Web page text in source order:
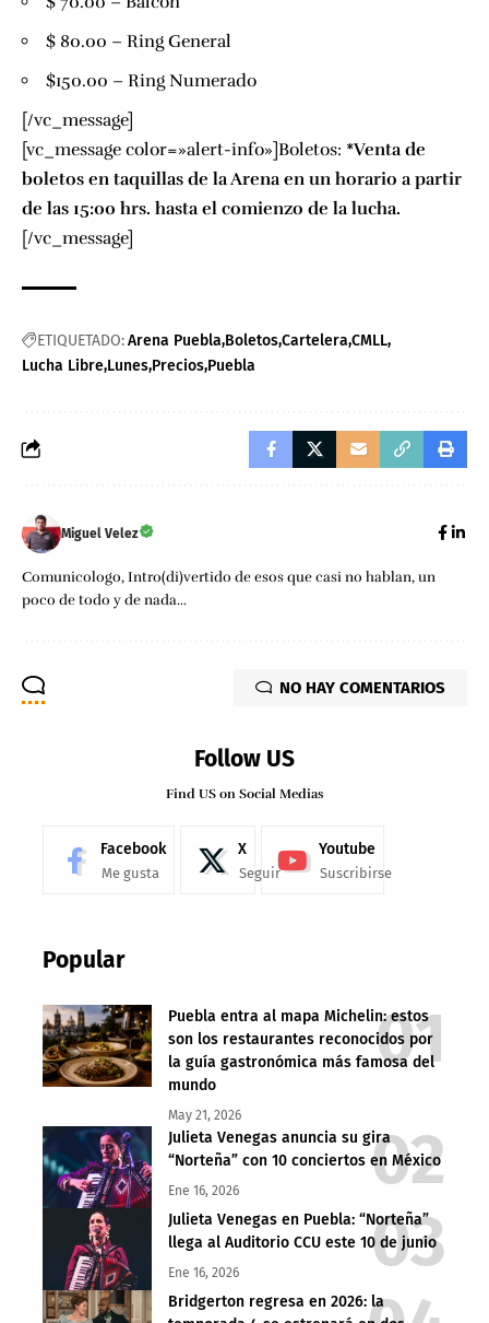
$ 80.00 – Ring General
$150.00 – Ring Numerado
[/vc_message]
[vc_message color=»alert-info»]Boletos: *Venta de
boletos en taquillas de la Arena en un horario a partir
de las 15:00 hrs. hasta el comienzo de la lucha.
[/vc_message]
ETIQUETADO:Arena Puebla BoletosCartelera CMLL
Lucha Libre Lunes Precios Puebla
Miguel Velez
Comunicologo, Intro(di)vertido de esos que casi no hablan, un
poco de todo y de nada...
NO HAY COMENTARIOS
Follow US
Find US on Social Medias
Facebook
Me gusta
X
Seguir
Youtube
Suscribirse
Popular
Puebla entra al mapa Michelin: estos
son los restaurantes reconocidos por
la guía gastronómica más famosa del
mundo
May 21, 2026
Julieta Venegas anuncia su gira
“Norteña” con 10 conciertos en México
Ene 16, 2026
Julieta Venegas en Puebla: “Norteña”
llega al Auditorio CCU este 10 de junio
Ene 16, 2026
Bridgerton regresa en 2026: la